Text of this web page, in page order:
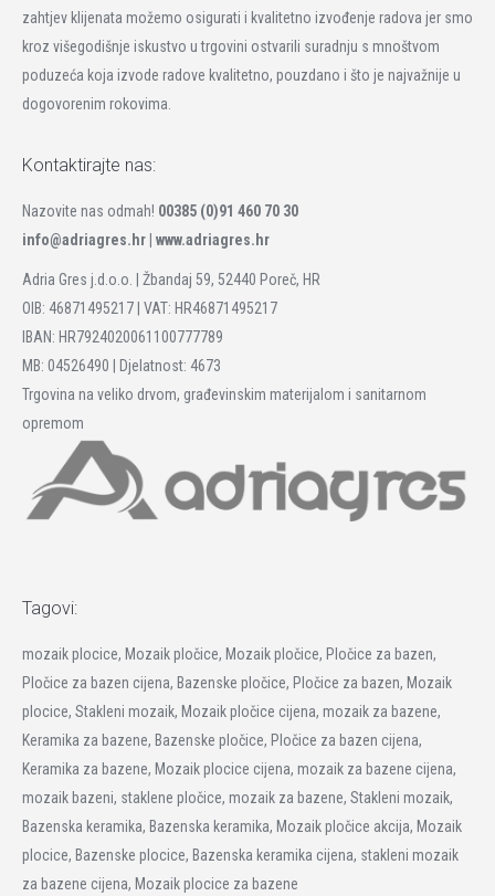
zahtjev klijenata možemo osigurati i kvalitetno izvođenje radova jer smo
kroz višegodišnje iskustvo u trgovini ostvarili suradnju s mnoštvom
poduzeća koja izvode radove kvalitetno, pouzdano i što je najvažnije u
dogovorenim rokovima.
Kontaktirajte nas:
Nazovite nas odmah! 00385 (0)91 460 70 30
info@adriagres.hr | www.adriagres.hr
Adria Gres j.d.o.o. | Žbandaj 59, 52440 Poreč, HR
OIB: 46871495217 | VAT: HR46871495217
IBAN: HR7924020061100777789
MB: 04526490 | Djelatnost: 4673
Trgovina na veliko drvom, građevinskim materijalom i sanitarnom
opremom
Tagovi:
mozaik plocice, Mozaik pločice, Mozaik pločice, Pločice za bazen,
Pločice za bazen cijena, Bazenske pločice, Pločice za bazen, Mozaik
plocice, Stakleni mozaik, Mozaik pločice cijena, mozaik za bazene,
Keramika za bazene, Bazenske pločice, Pločice za bazen cijena,
Keramika za bazene, Mozaik plocice cijena, mozaik za bazene cijena,
mozaik bazeni, staklene pločice, mozaik za bazene, Stakleni mozaik,
Bazenska keramika, Bazenska keramika, Mozaik pločice akcija, Mozaik
plocice, Bazenske plocice, Bazenska keramika cijena, stakleni mozaik
za bazene cijena, Mozaik plocice za bazene